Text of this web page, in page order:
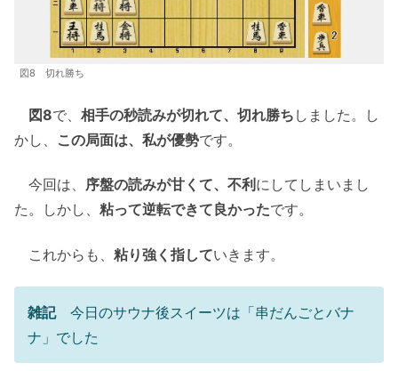
図8 切れ勝ち
図8で、 相手の秒読みが切れて、切れ勝ち しました。し
かし、 この局面は、私が優勢です。
今回は、 序盤の読みが甘くて、不利 にしてしまいまし
た。しかし、 粘って逆転できて良かったです。
これからも、 粘り強く指していきます。
雑記今日のサウナ後スイーツは「串だんごとバナ
ナ」でした